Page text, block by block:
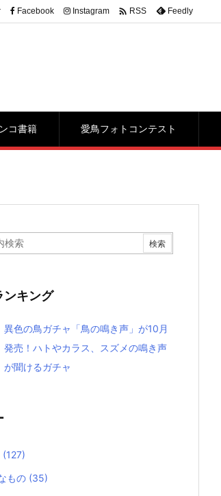
コ書籍 愛鳥フォトコンテスト
Facebook Instagram  RSS Feedly
ンキング
異色の鳥ガチャ「鳥の鳴き声」が10月
発売！ハトやカラス、スズメの鳴き声
が聞けるガチャ
(127)
もの (35)